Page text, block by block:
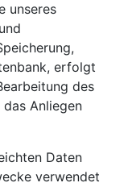
unseres
erfolgt
des
Anliegen
Daten
verwendet